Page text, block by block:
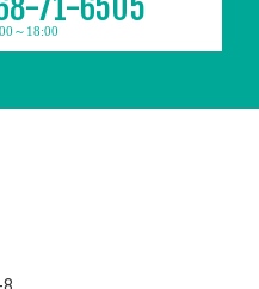
71-6505
～18:00